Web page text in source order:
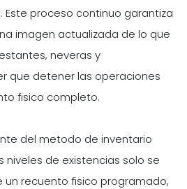
Este proceso continuo garantiza
imagen actualizada de lo que
neveras y
que detener las operaciones
fisico completo.
del metodo de inventario
niveles de existencias solo se
un recuento fisico programado,